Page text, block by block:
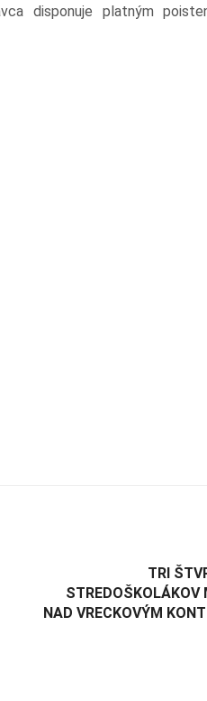
disponuje platným
TRI
STREDOŠKOLÁKOV
NAD VRECKOVÝM